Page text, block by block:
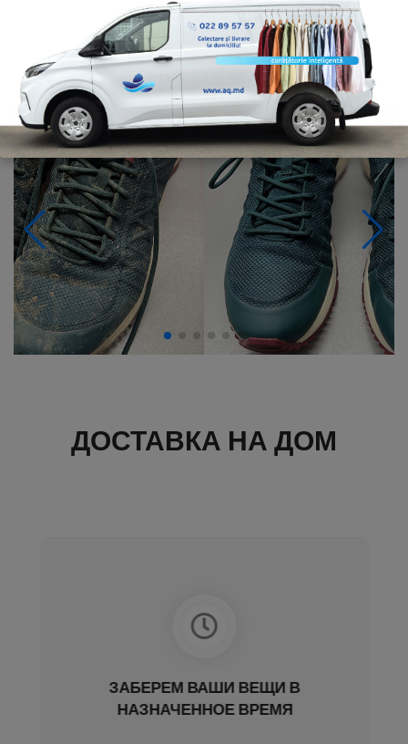
НАШИ РАБОТЫ
ДОСТАВКА НА ДОМ
ЗАБЕРЕМ ВАШИ ВЕЩИ В
НАЗНАЧЕННОЕ ВРЕМЯ